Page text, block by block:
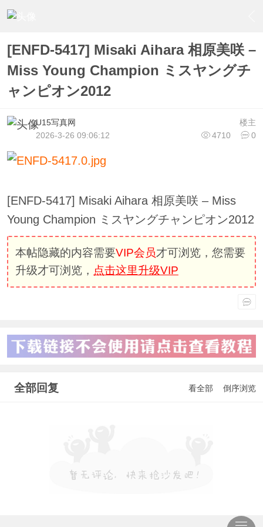
[ENFD-5417] Misaki Aihara 相原美咲 –
Miss Young Champion ミスヤングチ
ャンピオン2012
楼主
U15写真网
4710
0
2026-3-26 09:06:12
[ENFD-5417] Misaki Aihara 相原美咲 – Miss
Young Champion ミスヤングチャンピオン2012
本帖隐藏的内容需要VIP会员才可浏览，您需要
升级才可浏览， 点击这里升级VIP
全部回复 看全部 倒序浏览